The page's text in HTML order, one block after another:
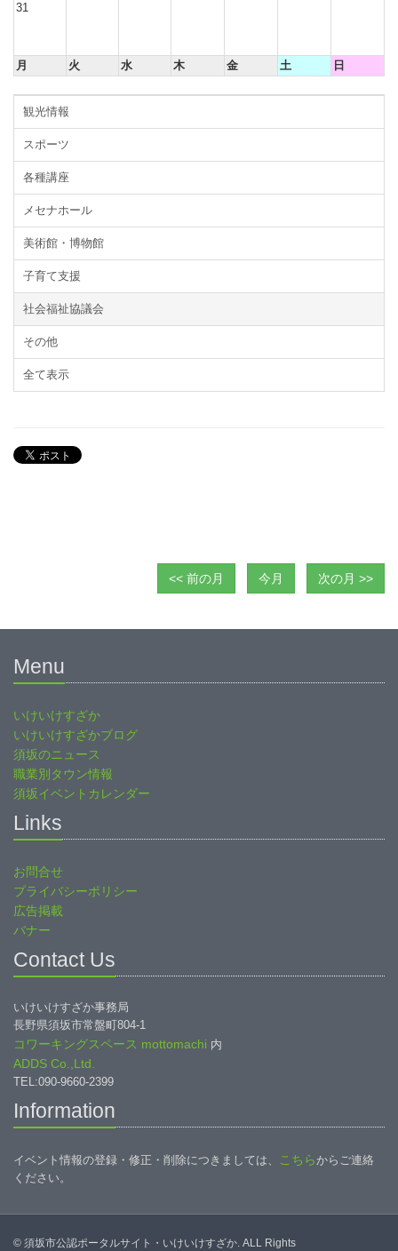
31
月 火 水 木 金 土 日
観光情報
スポーツ
各種講座
メセナホール
美術館・博物館
子育て支援
社会福祉協議会
その他
全て表示
<< 前の月 今月 次の月 >>
Menu
いけいけすざか
いけいけすざかブログ
須坂のニュース
職業別タウン情報
須坂イベントカレンダー
Links
お問合せ
プライバシーポリシー
広告掲載
バナー
Contact Us
いけいけすざか事務局
長野県須坂市常盤町804-1
コワーキングスペース mottomachi 内
ADDS Co.,Ltd.
TEL:090-9660-2399
Information
イベント情報の登録・修正・削除につきましては、 こちらからご連絡
ください。
© 須坂市公認ポータルサイト・いけいけすざか. ALL Rights